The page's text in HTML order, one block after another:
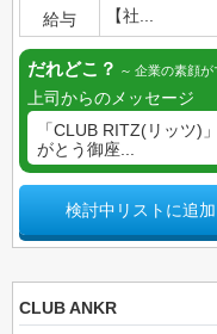
給与
【社...
だれどこ？ 企業の素顔が
上司からのメッセージ
「CLUB RITZ(リッツ)
がとう御座...
検討中リストに追加
CLUB ANKR